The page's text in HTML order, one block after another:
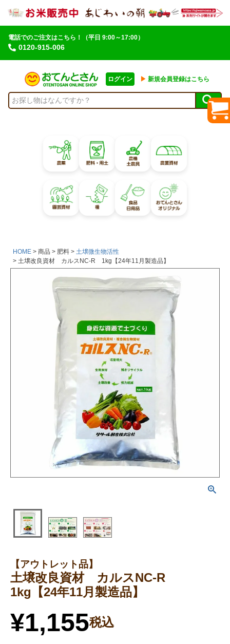
電話でのご注文はこちら！
0120-915-006
（平日 9:00～17:00）
ログイン ▶︎ 新規会員登録はこちら
HOME 商品 肥料
土壌微生物活性
土壌改良資材 カルスNC-R 1kg【24年11月製造品】
【アウトレット品】
土壌改良資材 カルスNC-R
1kg【24年11月製造品】
¥1,155税込